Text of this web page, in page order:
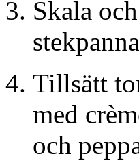
Skala
Tillsätt
med
och